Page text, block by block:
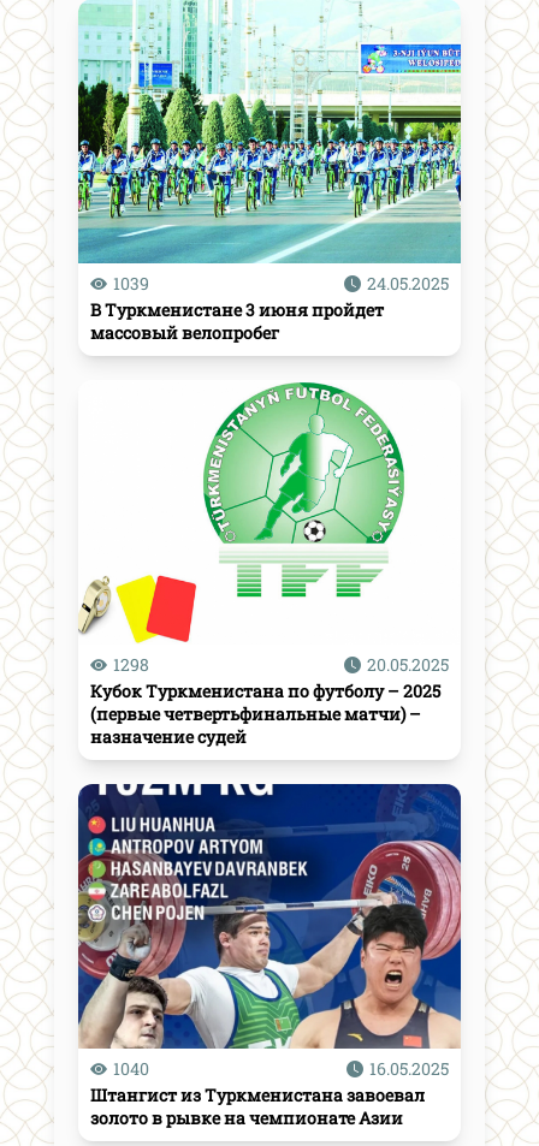
1039
24.05.2025
В Туркменистане 3 июня пройдет
массовый велопробег
1298
20.05.2025
Кубок Туркменистана по футболу – 2025
(первые четвертьфинальные матчи) –
назначение судей
1040
16.05.2025
Штангист из Туркменистана завоевал
золото в рывке на чемпионате Азии